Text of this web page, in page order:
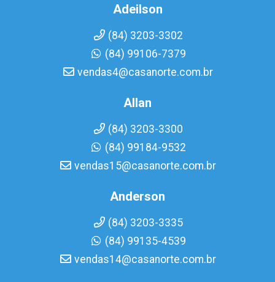
Adeilson
(84) 3203-3302
(84) 99106-7379
vendas4@casanorte.com.br
Allan
(84) 3203-3300
(84) 99184-9532
vendas15@casanorte.com.br
Anderson
(84) 3203-3335
(84) 99135-4539
vendas14@casanorte.com.br